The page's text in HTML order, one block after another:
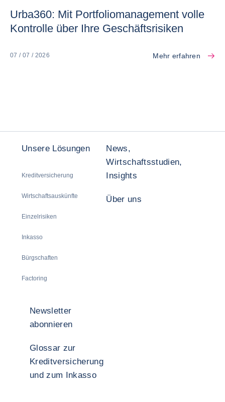
Urba360: Mit Portfoliomanagement volle
Kontrolle über Ihre Geschäftsrisiken
07 / 07 / 2026 Mehr erfahren
Unsere Lösungen
Kreditversicherung
Wirtschaftsauskünfte
Einzelrisiken
Inkasso
Bürgschaften
Factoring
News,
Wirtschaftsstudien,
Insights
Über uns
Newsletter
abonnieren
Glossar zur
Kreditversicherung
und zum Inkasso